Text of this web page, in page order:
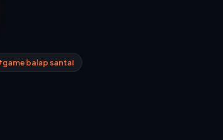
balap santai